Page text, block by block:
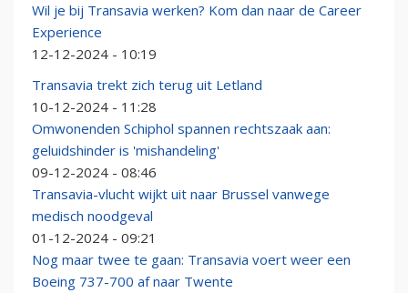
Wil je bij Transavia werken? Kom dan naar de Career
Experience
12-12-2024 - 10:19
Transavia trekt zich terug uit Letland
10-12-2024 - 11:28
Omwonenden Schiphol spannen rechtszaak aan:
geluidshinder is 'mishandeling'
09-12-2024 - 08:46
Transavia-vlucht wijkt uit naar Brussel vanwege
medisch noodgeval
01-12-2024 - 09:21
Nog maar twee te gaan: Transavia voert weer een
Boeing 737-700 af naar Twente